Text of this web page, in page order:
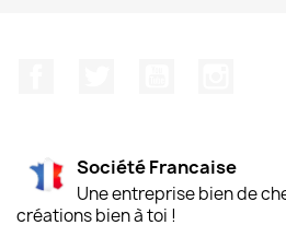
Société Francaise
Une entreprise bien de
créations bien à toi !